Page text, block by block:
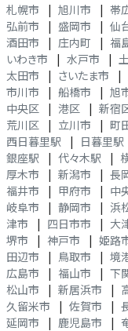
札幌市
| 旭川市 | 帯
弘前市
| 盛岡市 | 仙
酒田市
| 庄内町 | 福
いわき市
| 水戸市 |
太田市
| さいたま市 |
市川市
| 船橋市 | 旭
中央区
| 港区 | 新宿
荒川区
| 立川市 | 町
西日暮里駅
| 日暮里駅
銀座駅
| 代々木駅 |
厚木市
| 新潟市 | 長
福井市
| 甲府市 | 中
岐阜市
| 静岡市 | 浜
津市
| 四日市市 | 大
堺市
| 神戸市 | 姫路
田辺市
| 鳥取市 | 境
広島市
| 福山市 | 下
松山市
| 新居浜市 |
久留米市
| 佐賀市 |
延岡市
| 鹿児島市 |